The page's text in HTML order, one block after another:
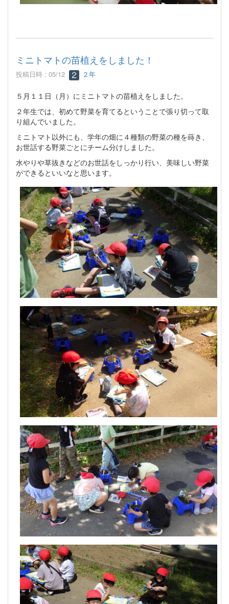
ミニトマトの苗植えをしました！
投稿日時 : 05/12 ２年
５月１１日（月）にミニトマトの苗植えをしました。
２年生では、初めて野菜を育てるということで張り切って取
り組んでいました。
ミニトマト以外にも、学年の畑に４種類の野菜の種を蒔き、
お世話する野菜ごとにチーム分けしました。
水やりや草抜きなどのお世話をしっかり行い、美味しい野菜
ができるといいなと思います。